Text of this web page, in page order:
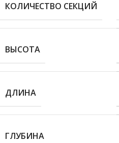
КОЛИЧЕСТВО СЕКЦИЙ
ВЫСОТА
ДЛИНА
ГЛУБИНА